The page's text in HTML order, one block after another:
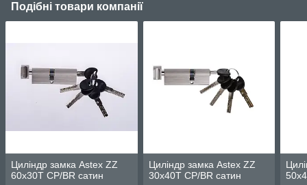
Подібні товари компанії
Циліндр замка Astex ZZ
60x30T CP/BR cатин
Циліндр замка Astex ZZ
30x40T CP/BR cатин